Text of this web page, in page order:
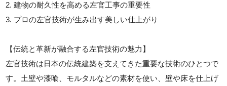
2. 建物の耐久性を高める左官工事の重要性
3. プロの左官技術が生み出す美しい仕上がり
【伝統と革新が融合する左官技術の魅力】
左官技術は日本の伝統建築を支えてきた重要な技術のひとつで
す。土壁や漆喰、モルタルなどの素材を使い、壁や床を仕上げ